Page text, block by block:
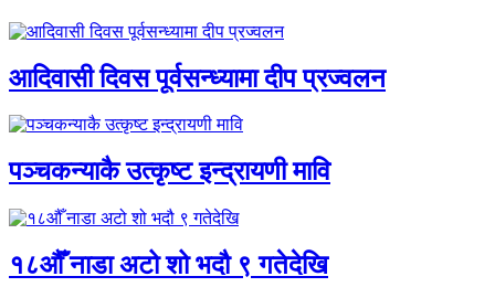
आदिवासी दिवस पूर्वसन्ध्यामा दीप प्रज्वलन
पञ्चकन्याकै उत्कृष्ट इन्द्रायणी मावि
१८औँ नाडा अटो शो भदौ ९ गतेदेखि